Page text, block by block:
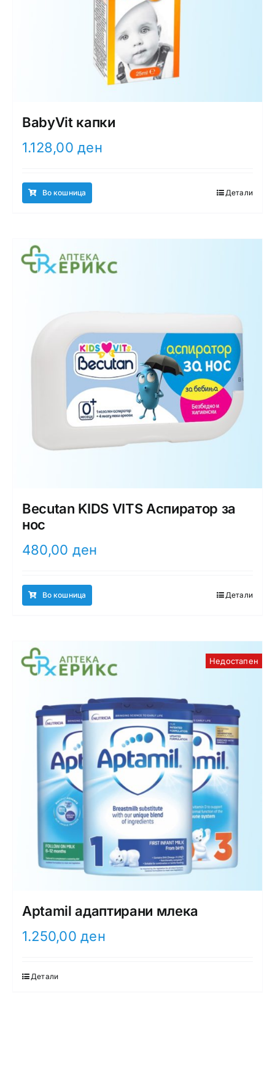
BabyVit капки
1.128,00ден
Во кошница Детали
Becutan KIDS VITS Аспиратор за
нос
480,00 ден
Во кошница Детали
Недостапен
Aptamil адаптирани млека
1.250,00ден
Детали